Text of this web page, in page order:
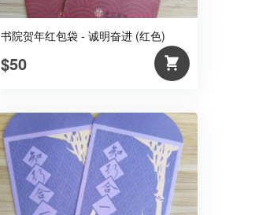
书院贺年红包袋 - 诚明奋进 (红色)
$50